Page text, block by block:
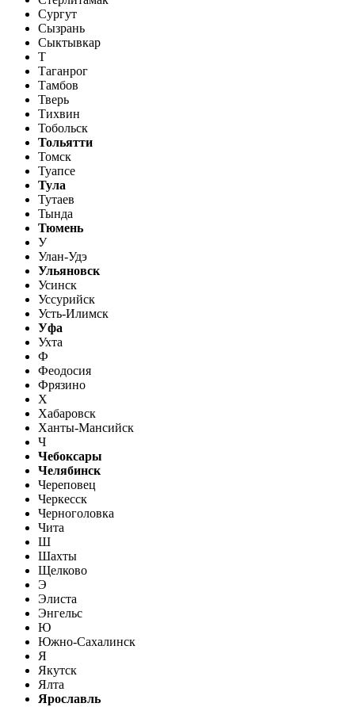
Сургут
Сызрань
Сыктывкар
Т
Таганрог
Тамбов
Тверь
Тихвин
Тобольск
Тольятти
Томск
Туапсе
Тула
Тутаев
Тында
Тюмень
У
Улан-Удэ
Ульяновск
Усинск
Уссурийск
Усть-Илимск
Уфа
Ухта
Ф
Феодосия
Фрязино
Х
Хабаровск
Ханты-Мансийск
Ч
Чебоксары
Челябинск
Череповец
Черкесск
Черноголовка
Чита
Ш
Шахты
Щелково
Э
Элиста
Энгельс
Ю
Южно-Сахалинск
Я
Якутск
Ялта
Ярославль